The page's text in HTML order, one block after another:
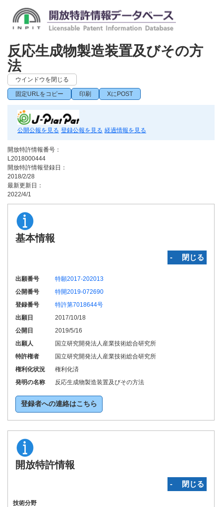
反応生成物製造装置及びその方
法
ウインドウを閉じる
固定URLをコピー 印刷 XにPOST
公開公報を見る 登録公報を見る 経過情報を見る
開放特許情報番号：
L2018000444
開放特許情報登録日：
2018/2/28
最新更新日：
2022/4/1
基本情報
‐ 閉じる
出願番号
特願2017-202013
公開番号
特開2019-072690
登録番号
特許第7018644号
出願日
2017/10/18
公開日
2019/5/16
出願人
国立研究開発法人産業技術総合研究所
特許権者
国立研究開発法人産業技術総合研究所
権利化状況
権利化済
発明の名称
反応生成物製造装置及びその方法
登録者への連絡はこちら
開放特許情報
‐ 閉じる
技術分野